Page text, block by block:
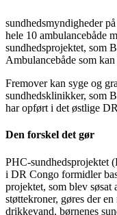
sundhedsmyndigheder
hele 10 ambulancebåde
sundhedsprojektet, som
Ambulancebåde som
Fremover kan syge og
sundhedsklinikker, som
har opført i det østlige
Den forskel det gør
PHC-sundhedsprojektet
i DR Congo formidler
projektet, som blev
støttekroner, gøres der
drikkevand, børnenes